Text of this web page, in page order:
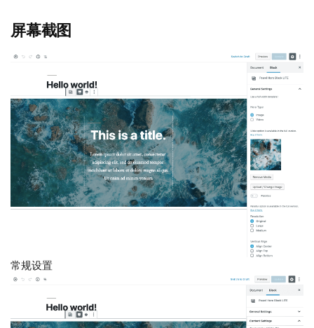
屏幕截图
常规设置